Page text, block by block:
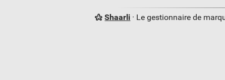
Shaarli · Le gestionnaire de